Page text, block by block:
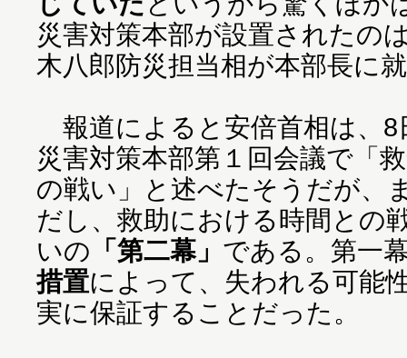
災害対策本部が設置されたの
木八郎防災担当相が本部長に
報道によると安倍首相は、8
災害対策本部第１回会議で「
の戦い」と述べたそうだが、
だし、救助における時間との
いの 「第二幕」 である。第一
措置によって、失われる可能
実に保証することだった。